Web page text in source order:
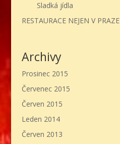
Sladká jídla
RESTAURACE NEJEN V PRAZE
Archivy
Prosinec 2015
Červenec 2015
Červen 2015
Leden 2014
Červen 2013